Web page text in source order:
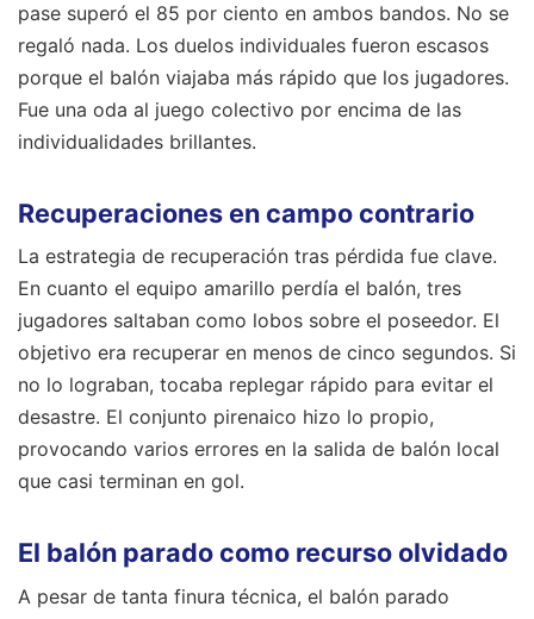
pase superó el 85 por ciento en ambos bandos. No se
regaló nada. Los duelos individuales fueron escasos
porque el balón viajaba más rápido que los jugadores.
Fue una oda al juego colectivo por encima de las
individualidades brillantes.
Recuperaciones en campo contrario
La estrategia de recuperación tras pérdida fue clave.
En cuanto el equipo amarillo perdía el balón, tres
jugadores saltaban como lobos sobre el poseedor. El
objetivo era recuperar en menos de cinco segundos. Si
no lo lograban, tocaba replegar rápido para evitar el
desastre. El conjunto pirenaico hizo lo propio,
provocando varios errores en la salida de balón local
que casi terminan en gol.
El balón parado como recurso olvidado
A pesar de tanta finura técnica, el balón parado